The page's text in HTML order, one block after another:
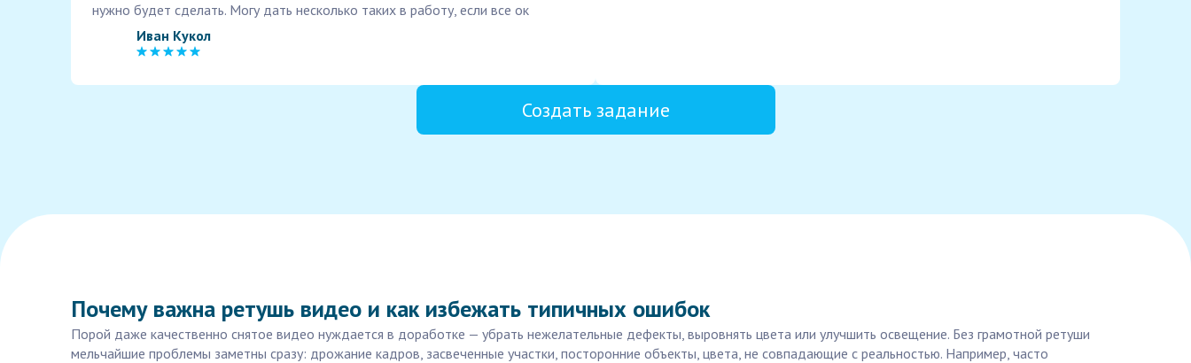
нужно будет сделать. Могу дать несколько таких в работу, если все ок
Иван Кукол
Создать задание
Почему важна ретушь видео и как избежать типичных ошибок
Порой даже качественно снятое видео нуждается в доработке — убрать нежелательные дефекты, выровнять цвета или улучшить освещение. Без грамотной ретуши
мельчайшие проблемы заметны сразу: дрожание кадров, засвеченные участки, посторонние объекты, цвета, не совпадающие с реальностью. Например, часто